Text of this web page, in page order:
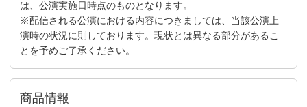
は、公演実施日時点のものとなります。
※配信される公演における内容につきましては、当該公演上
演時の状況に則しております。現状とは異なる部分があるこ
とを予めご了承ください。
商品情報